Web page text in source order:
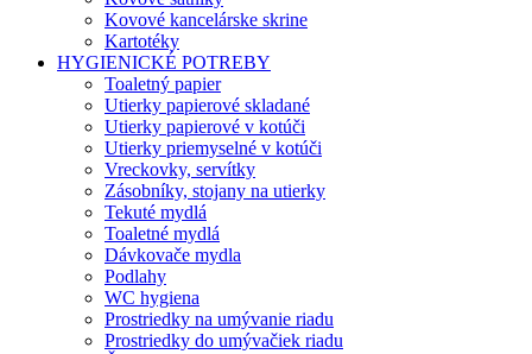
Kovové kancelárske skrine
Kartotéky
HYGIENICKÉ POTREBY
Toaletný papier
Utierky papierové skladané
Utierky papierové v kotúči
Utierky priemyselné v kotúči
Vreckovky, servítky
Zásobníky, stojany na utierky
Tekuté mydlá
Toaletné mydlá
Dávkovače mydla
Podlahy
WC hygiena
Prostriedky na umývanie riadu
Prostriedky do umývačiek riadu